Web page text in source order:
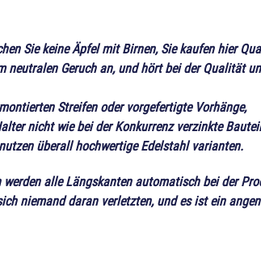
Sie keine Äpfel mit Birnen, Sie kaufen hier
neutralen Geruch an, und hört bei der Qualität
Streifen oder vorgefertigte Vorhänge,
nicht wie bei der Konkurrenz verzinkte
überall hochwertige Edelstahl varianten.
werden alle Längskanten automatisch bei der
niemand daran verletzten, und es ist ein